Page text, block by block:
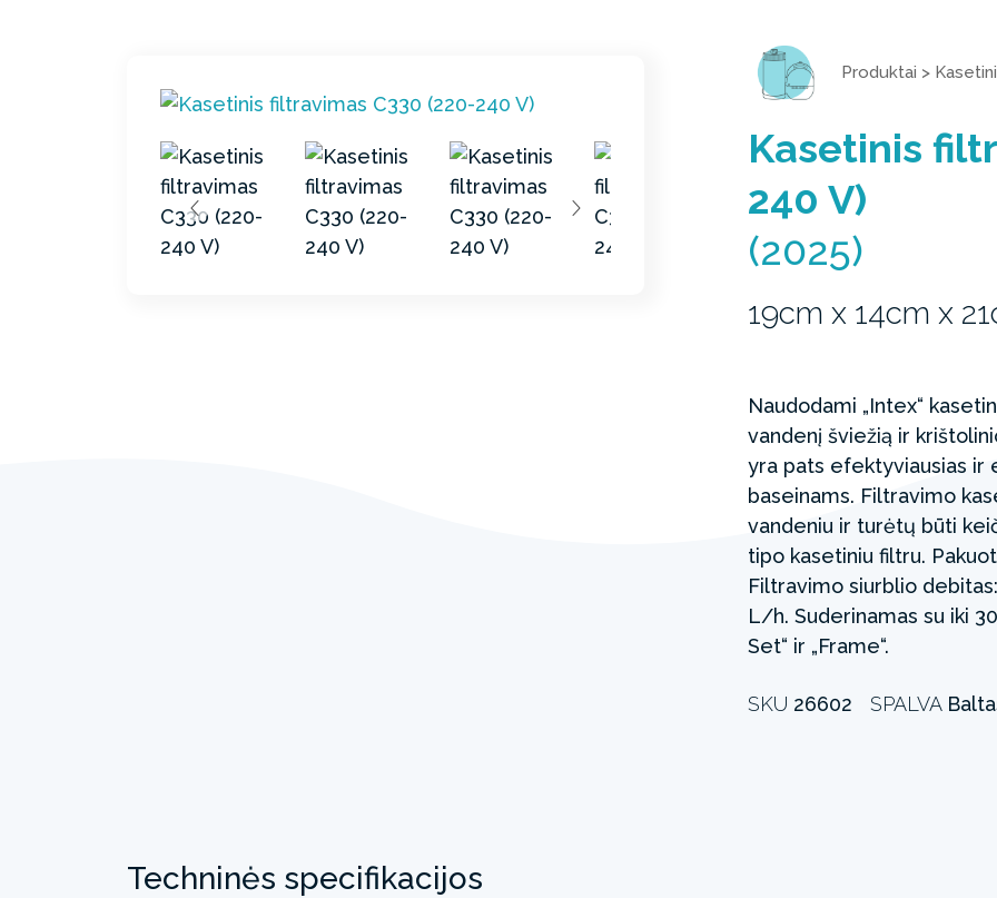
Produktai >
Kasetinis
240 V)
(2025)
19cm x 14cm x
Naudodami „Intex“
vandenį šviežią ir
yra pats efektyviausias ir
baseinams. Filtravimo
vandeniu ir turėtų būti
tipo kasetiniu filtru.
Filtravimo siurblio
L/h. Suderinamas su iki
Set“ ir „Frame“.
SKU 26602 SPALVA
Techninės specifikacijos